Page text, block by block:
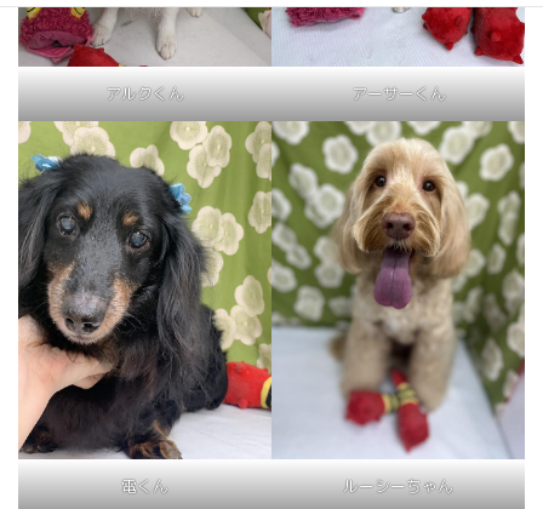
アルクくん アーサーくん
電くん ルーシーちゃん